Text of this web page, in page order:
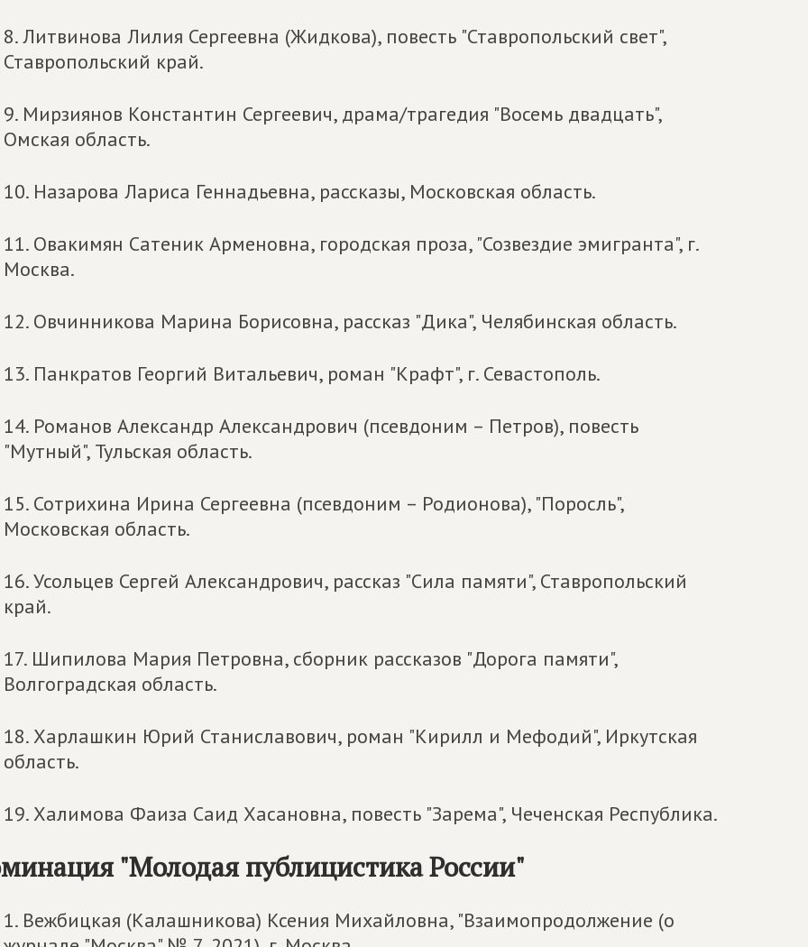
8. Литвинова Лилия Сергеевна (Жидкова), повесть "Ставропольский свет",
Ставропольский край.
9. Мирзиянов Константин Сергеевич, драма/трагедия "Восемь двадцать",
Омская область.
10. Назарова Лариса Геннадьевна, рассказы, Московская область.
11. Овакимян Сатеник Арменовна, городская проза, "Созвездие эмигранта", г.
Москва.
12. Овчинникова Марина Борисовна, рассказ "Дика", Челябинская область.
13. Панкратов Георгий Витальевич, роман "Крафт", г. Севастополь.
14. Романов Александр Александрович (псевдоним – Петров), повесть
"Мутный", Тульская область.
15. Сотрихина Ирина Сергеевна (псевдоним – Родионова), "Поросль",
Московская область.
16. Усольцев Сергей Александрович, рассказ "Сила памяти", Ставропольский
край.
17. Шипилова Мария Петровна, сборник рассказов "Дорога памяти",
Волгоградская область.
18. Харлашкин Юрий Станиславович, роман "Кирилл и Мефодий", Иркутская
область.
19. Халимова Фаиза Саид Хасановна, повесть "Зарема", Чеченская Республика.
"Молодая публицистика России"
1. Вежбицкая (Калашникова) Ксения Михайловна, "Взаимопродолжение (о